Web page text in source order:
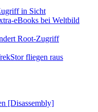
in Sicht
eBooks bei Weltbild
Root-Zugriff
fliegen raus
[Disassembly]